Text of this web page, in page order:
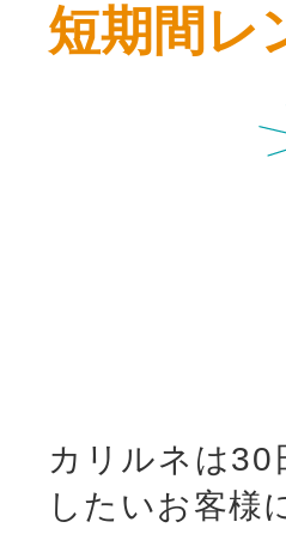
短期間レ
カリルネは30
したいお客様